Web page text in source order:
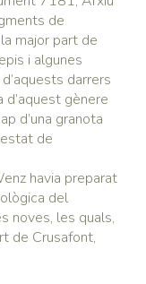
de
major part de
i algunes
darrers
gènere
d’una granota
de
havia preparat
del
noves, les quals,
de Crusafont,